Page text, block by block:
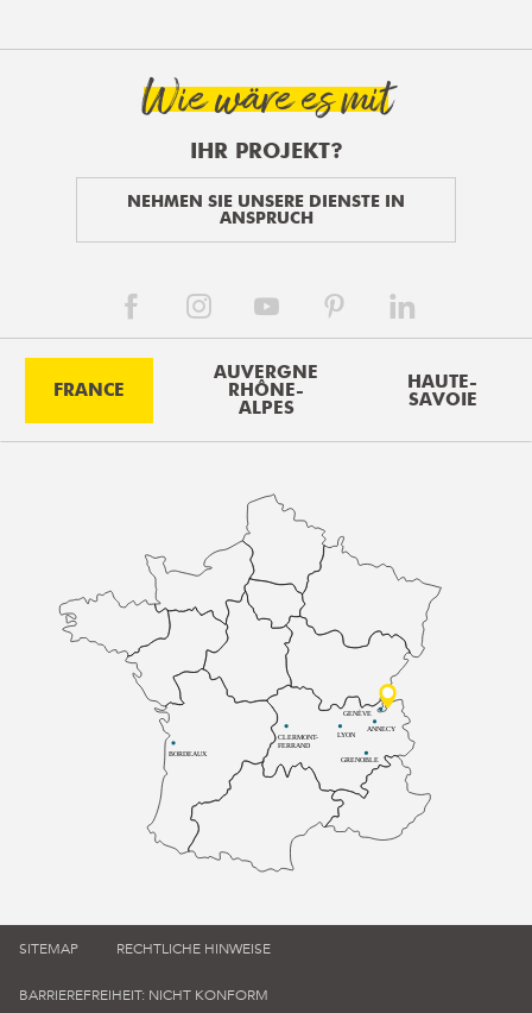
Wie wäre es mit
IHR PROJEKT?
NEHMEN SIE UNSERE DIENSTE IN
ANSPRUCH
FRANCE
AUVERGNE
RHÔNE-
ALPES
HAUTE-
SAVOIE
BORDEAUX
CLERMONT-
FERRAND
LYON
ANNECY
GRENOBLE
GENÈVE
SITEMAP RECHTLICHE HINWEISE
BARRIEREFREIHEIT: NICHT KONFORM